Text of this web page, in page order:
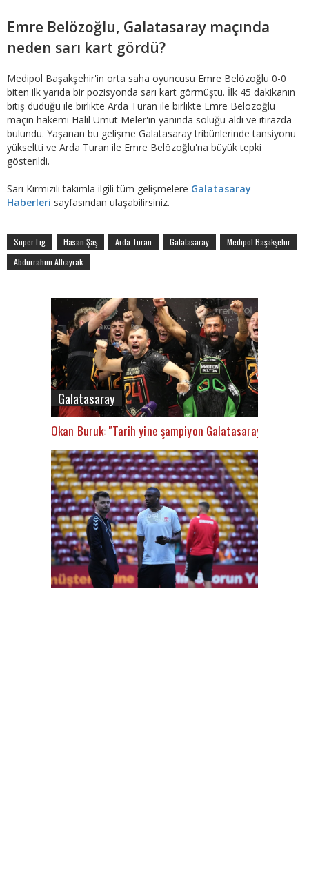
Emre Belözoğlu, Galatasaray maçında
neden sarı kart gördü?
Medipol Başakşehir'in orta saha oyuncusu Emre Belözoğlu 0-0
biten ilk yarıda bir pozisyonda sarı kart görmüştü. İlk 45 dakikanın
bitiş düdüğü ile birlikte Arda Turan ile birlikte Emre Belözoğlu
maçın hakemi Halil Umut Meler'in yanında soluğu aldı ve itirazda
bulundu. Yaşanan bu gelişme Galatasaray tribünlerinde tansiyonu
yükseltti ve Arda Turan ile Emre Belözoğlu'na büyük tepki
gösterildi.
Sarı Kırmızılı takımla ilgili tüm gelişmelere Galatasaray
Haberleri sayfasından ulaşabilirsiniz.
Süper Lig Hasan Şaş Arda Turan Galatasaray
Medipol Başakşehir
Abdürrahim Albayrak
Galatasaray
Okan Buruk: "Tarih yine şampiyon Galatasaray’ı